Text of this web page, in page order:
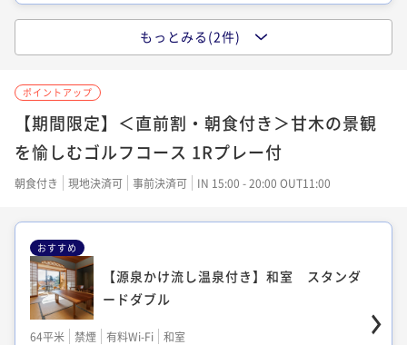
【源泉かけ流し温泉付き】洋室 スタンダ
64平米 禁煙 有料Wi-Fi
ツイン
ポイント即利用で 最大7％OFF
2名 ¥ 59,817 ~
ダードツイン
64平米 禁煙
もっとみる(2件)
ポイントアップ
【期間限定】＜直前割・朝食付き＞甘木の景観
を愉しむゴルフコース 1Rプレー付
朝食付き 現地決済可 事前決済可 IN 15:00 - 20:00 OUT11:00
おすすめ
【源泉かけ流し温泉付き】和室 スタンダ
ードダブル
64平米 禁煙 有料Wi-Fi
和室